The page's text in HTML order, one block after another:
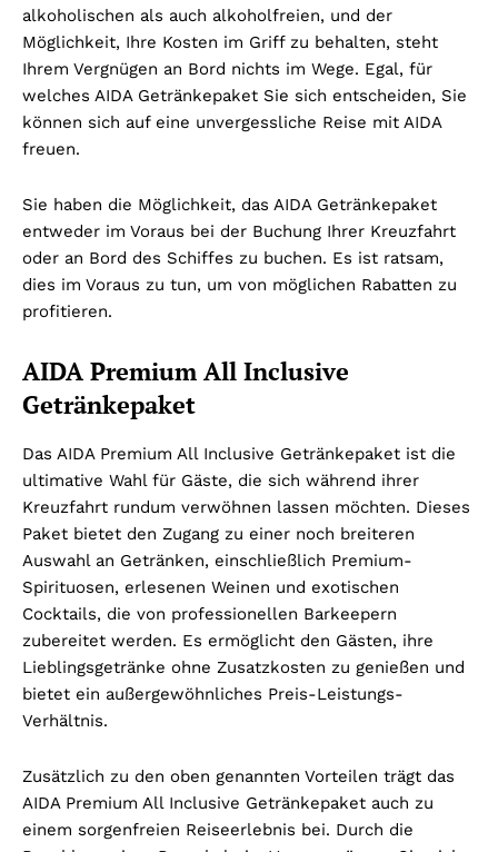
alkoholischen als auch alkoholfreien, und der
Möglichkeit, Ihre Kosten im Griff zu behalten, steht
Ihrem Vergnügen an Bord nichts im Wege. Egal, für
welches AIDA Getränkepaket Sie sich entscheiden, Sie
können sich auf eine unvergessliche Reise mit AIDA
freuen.
Sie haben die Möglichkeit, das AIDA Getränkepaket
entweder im Voraus bei der Buchung Ihrer Kreuzfahrt
oder an Bord des Schiffes zu buchen. Es ist ratsam,
dies im Voraus zu tun, um von möglichen Rabatten zu
profitieren.
AIDA Premium All Inclusive
Getränkepaket
Das AIDA Premium All Inclusive Getränkepaket ist die
ultimative Wahl für Gäste, die sich während ihrer
Kreuzfahrt rundum verwöhnen lassen möchten. Dieses
Paket bietet den Zugang zu einer noch breiteren
Auswahl an Getränken, einschließlich Premium-
Spirituosen, erlesenen Weinen und exotischen
Cocktails, die von professionellen Barkeepern
zubereitet werden. Es ermöglicht den Gästen, ihre
Lieblingsgetränke ohne Zusatzkosten zu genießen und
bietet ein außergewöhnliches Preis-Leistungs-
Verhältnis.
Zusätzlich zu den oben genannten Vorteilen trägt das
AIDA Premium All Inclusive Getränkepaket auch zu
einem sorgenfreien Reiseerlebnis bei. Durch die